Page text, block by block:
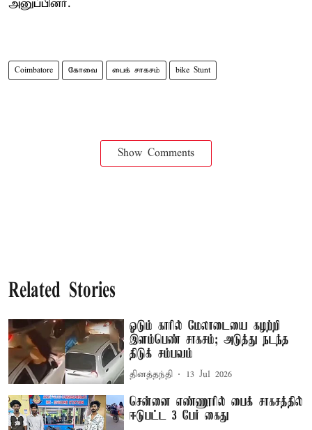
அனுப்பினர்.
Coimbatore கோவை பைக் சாகசம் bike Stunt
Show Comments
Related Stories
ஓடும் காரில் மேலாடையை கழற்றி
இளம்பெண் சாகசம்; அடுத்து நடந்த
திடுக் சம்பவம்
தினத்தந்தி 13 Jul 2026
சென்னை எண்ணூரில் பைக் சாகசத்தில்
ஈடுபட்ட 3 பேர் கைது